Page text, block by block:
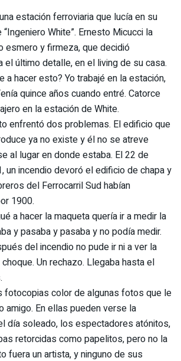
estación ferroviaria que lucía en su
White”. Ernesto Micucci la
esmero y firmeza, que decidió
el último detalle, en el living de su casa.
hacer esto? Yo trabajé en la estación,
quince años cuando entré. Catorce
en la estación de White.
enfrentó dos problemas. El edificio que
ya no existe y él no se atreve
al lugar en donde estaba. El 22 de
un incendio devoró el edificio de chapa y
del Ferrocarril Sud habían
1900.
a hacer la maqueta quería ir a medir la
y pasaba y pasaba y no podía medir.
del incendio no pude ir ni a ver la
Un rechazo. Llegaba hasta el
fotocopias color de algunas fotos que le
amigo. En ellas pueden verse la
día soleado, los espectadores atónitos,
retorcidas como papelitos, pero no la
fuera un artista, y ninguno de sus